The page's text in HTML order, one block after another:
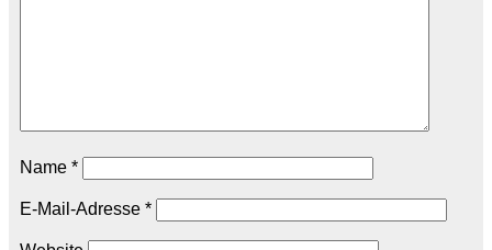
Name *
E-Mail-Adresse *